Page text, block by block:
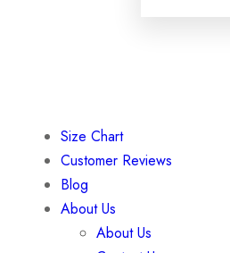
Size Chart
Customer Reviews
Blog
About Us
About Us